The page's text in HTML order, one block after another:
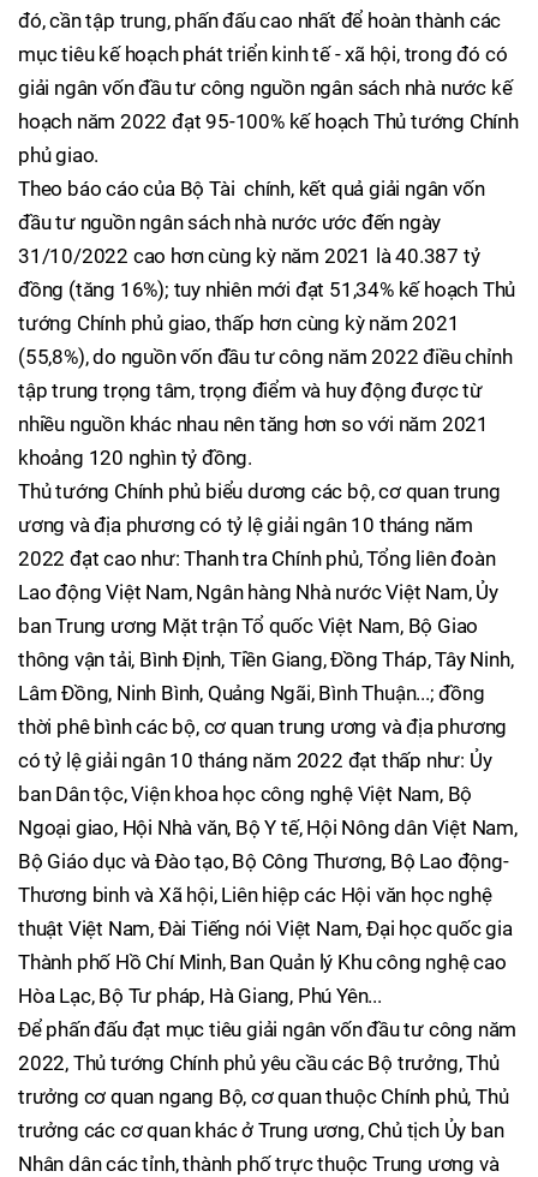
đó, cần tập trung, phấn đấu cao nhất để hoàn thành các
mục tiêu kế hoạch phát triển kinh tế - xã hội, trong đó có
giải ngân vốn đầu tư công nguồn ngân sách nhà nước kế
hoạch năm 2022 đạt 95-100% kế hoạch Thủ tướng Chính
phủ giao.
Theo báo cáo của Bộ Tài chính, kết quả giải ngân vốn
đầu tư nguồn ngân sách nhà nước ước đến ngày
31/10/2022 cao hơn cùng kỳ năm 2021 là 40.387 tỷ
đồng (tăng 16%); tuy nhiên mới đạt 51,34% kế hoạch Thủ
tướng Chính phủ giao, thấp hơn cùng kỳ năm 2021
(55,8%), do nguồn vốn đầu tư công năm 2022 điều chỉnh
tập trung trọng tâm, trọng điểm và huy động được từ
nhiều nguồn khác nhau nên tăng hơn so với năm 2021
khoảng 120 nghìn tỷ đồng.
Thủ tướng Chính phủ biểu dương các bộ, cơ quan trung
ương và địa phương có tỷ lệ giải ngân 10 tháng năm
2022 đạt cao như: Thanh tra Chính phủ, Tổng liên đoàn
Lao động Việt Nam, Ngân hàng Nhà nước Việt Nam, Ủy
ban Trung ương Mặt trận Tổ quốc Việt Nam, Bộ Giao
thông vận tải, Bình Định, Tiền Giang, Đồng Tháp, Tây Ninh,
Lâm Đồng, Ninh Bình, Quảng Ngãi, Bình Thuận...; đồng
thời phê bình các bộ, cơ quan trung ương và địa phương
có tỷ lệ giải ngân 10 tháng năm 2022 đạt thấp như: Ủy
ban Dân tộc, Viện khoa học công nghệ Việt Nam, Bộ
Ngoại giao, Hội Nhà văn, Bộ Y tế, Hội Nông dân Việt Nam,
Bộ Giáo dục và Đào tạo, Bộ Công Thương, Bộ Lao động-
Thương binh và Xã hội, Liên hiệp các Hội văn học nghệ
thuật Việt Nam, Đài Tiếng nói Việt Nam, Đại học quốc gia
Thành phố Hồ Chí Minh, Ban Quản lý Khu công nghệ cao
Hòa Lạc, Bộ Tư pháp, Hà Giang, Phú Yên...
Để phấn đấu đạt mục tiêu giải ngân vốn đầu tư công năm
2022, Thủ tướng Chính phủ yêu cầu các Bộ trưởng, Thủ
trưởng cơ quan ngang Bộ, cơ quan thuộc Chính phủ, Thủ
trưởng các cơ quan khác ở Trung ương, Chủ tịch Ủy ban
Nhân dân các tỉnh, thành phố trực thuộc Trung ương và